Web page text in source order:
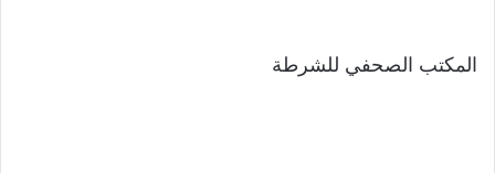
المكتب الصحفي للشرطة